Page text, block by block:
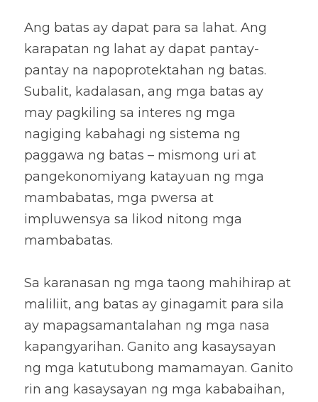
Ang batas ay dapat para sa lahat. Ang
karapatan ng lahat ay dapat pantay-
pantay na napoprotektahan ng batas.
Subalit, kadalasan, ang mga batas ay
may pagkiling sa interes ng mga
nagiging kabahagi ng sistema ng
paggawa ng batas – mismong uri at
pangekonomiyang katayuan ng mga
mambabatas, mga pwersa at
impluwensya sa likod nitong mga
mambabatas.
Sa karanasan ng mga taong mahihirap at
maliliit, ang batas ay ginagamit para sila
ay mapagsamantalahan ng mga nasa
kapangyarihan. Ganito ang kasaysayan
ng mga katutubong mamamayan. Ganito
rin ang kasaysayan ng mga kababaihan,